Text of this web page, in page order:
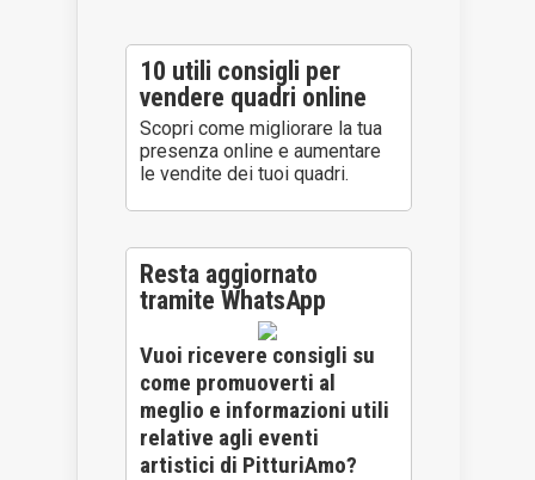
10 utili consigli per
vendere quadri online
Scopri come migliorare la tua
presenza online e aumentare
le vendite dei tuoi quadri.
Resta aggiornato
tramite WhatsApp
Vuoi ricevere consigli su
come promuoverti al
meglio e informazioni utili
relative agli eventi
artistici di PitturiAmo?